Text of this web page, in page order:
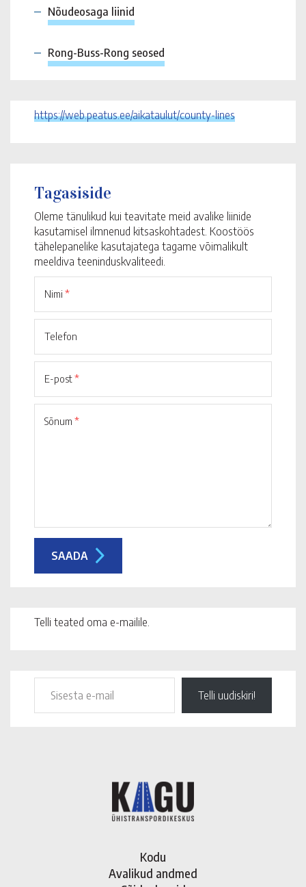
Nõudeosaga liinid
Rong-Buss-Rong seosed
https://web.peatus.ee/aikataulut/county-lines
Tagasiside
Oleme tänulikud kui teavitate meid avalike liinide
kasutamisel ilmnenud kitsaskohtadest. Koostöös
tähelepanelike kasutajatega tagame võimalikult
meeldiva teeninduskvaliteedi.
Nimi *
Telefon
E-post*
Sõnum *
Telli teated oma e-mailile.
Telli uudiskiri!
Kodu
Avalikud andmed